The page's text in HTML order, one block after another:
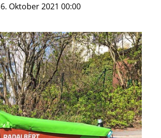
Oktober 2021 00:00